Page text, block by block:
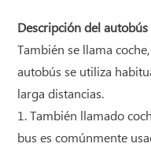
Descripción del
También se llama
autobús se utiliza
larga distancias.
1. También llamado
bus es comúnmente